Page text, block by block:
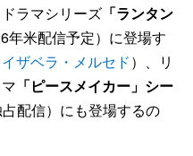
ラマシリーズ 「ランタン
年米配信予定）に登場す
イザベラ・メルセド）、リ
「ピースメイカー」シー
配信）にも登場するの